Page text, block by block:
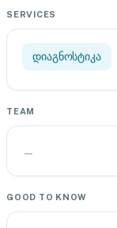
SERVICES
დიაგნოსტიკა
TEAM
—
GOOD TO KNOW